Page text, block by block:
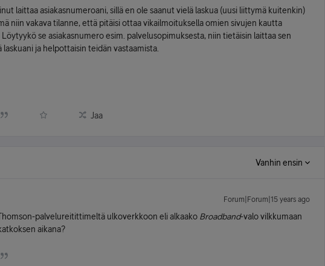
laittaa asiakasnumeroani, sillä en ole saanut vielä laskua (uusi liittymä kuitenkin)
niin vakava tilanne, että pitäisi ottaa vikailmoituksella omien sivujen kautta
se asiakasnumero esim. palvelusopimuksesta, niin tietäisin laittaa sen
ja helpottaisin teidän vastaamista.
Jaa
Vanhin ensin
Forum|Forum|15 years ago
palvelureitittimeltä ulkoverkkoon eli alkaako Broadband-valo vilkkumaan
aikana?